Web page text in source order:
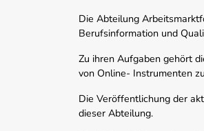
Die Abteilung
Berufsinformation und
Zu ihren Aufgaben gehört
von Online- Instrumenten
Die Veröffentlichung der
dieser Abteilung.